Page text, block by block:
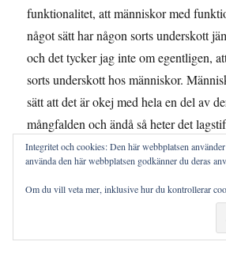
funktionalitet, att människor med
något sätt har någon sorts underskott
och det tycker jag inte om egentligen,
sorts underskott hos människor.
sätt att det är okej med hela en del av
mångfalden och ändå så heter det
med funktionsnedsättning och så
illustrerar det i alla fall i vissa delar
samhällsproblem och olika saker som
Integritet och cookies: Den här webbplatsen
använda den här webbplatsen godkänner du deras
Om du vill veta mer, inklusive hur du kontrollerar